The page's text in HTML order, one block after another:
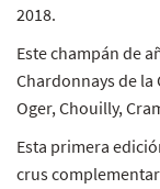
2018.
Este champán de
Chardonnays de la
Oger, Chouilly,
Esta primera
crus